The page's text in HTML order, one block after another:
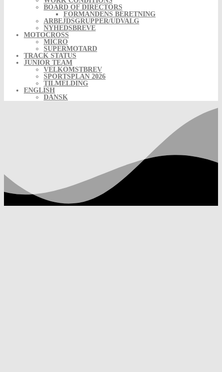
BOARD OF DIRECTORS
FORMANDENS BERETNING
ARBEJDSGRUPPER/UDVALG
NYHEDSBREVE
MOTOCROSS
MICRO
SUPERMOTARD
TRACK STATUS
JUNIOR TEAM
VELKOMSTBREV
SPORTSPLAN 2026
TILMELDING
ENGLISH
DANSK